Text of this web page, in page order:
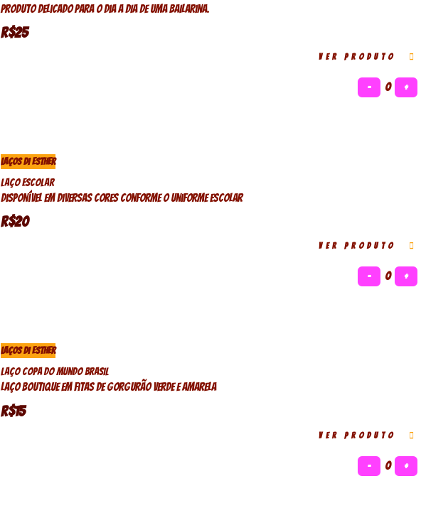
Produto delicado para o dia a dia de uma bailarina.
R$25
VER PRODUTO
− 0 +
LAÇOS DI ESTHER
Laço Escolar
Disponível em diversas cores conforme o uniforme escolar
R$20
VER PRODUTO
− 0 +
LAÇOS DI ESTHER
Laço Copa do Mundo Brasil
Laço boutique em fitas de gorgurão verde e amarela
R$15
VER PRODUTO
− 0 +